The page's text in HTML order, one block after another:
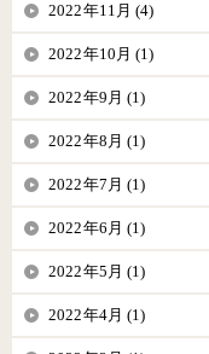
2022年11月 (4)
2022年10月 (1)
2022年9月 (1)
2022年8月 (1)
2022年7月 (1)
2022年6月 (1)
2022年5月 (1)
2022年4月 (1)